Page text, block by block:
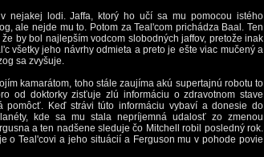
nejakej lodi. Jaffa, ktorý ho učí sa mu pomocou istého
ale nejde mu to. Potom za Teal'com prichádza Baal. Ten
by bol najlepším vodcom slobodných jaffov, pretože inak
všetky jeho návrhy odmieta a preto je ešte viac mučený a
sa zvyšuje.
kamarátom, toho stále zaujíma akú supertajnú robotu to
od doktorky zisťuje zlú informáciu o zdravotnom stave
pomôcť. Keď strávi túto informáciu vybaví a donesie do
kde sa mu stala nepríjemná udalosť zo zmenou
a ten nadšene sleduje čo Mitchell robil posledný rok.
o Teal'covi a jeho situácií a Ferguson mu v pohode povie